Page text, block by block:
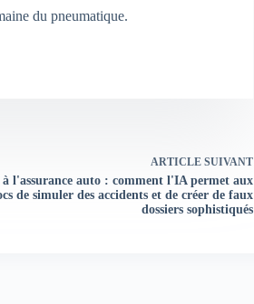
du pneumatique.
ARTICLESUIVANT
l'assurance auto : comment l'IA permet aux
de simuler des accidents et de créer de faux
dossiers sophistiqués